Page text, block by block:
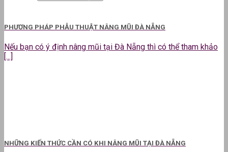
PHƯƠNG PHÁP PHẪU THUẬT NÂNG MŨI ĐÀ NẴNG
Nếu bạn có ý định nâng mũi tại Đà Nẵng thì có thể tham khảo
[...]
NHỮNG KIẾN THỨC CẦN CÓ KHI NÂNG MŨI TẠI ĐÀ NẴNG